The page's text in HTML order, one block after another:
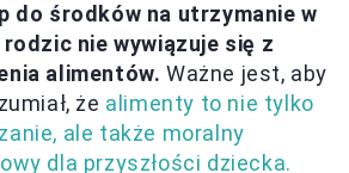
do środków na utrzymanie w
nie wywiązuje się z
alimentów. Ważne jest, aby
że alimenty to nie tylko
ale także moralny
dla przyszłości dziecka.